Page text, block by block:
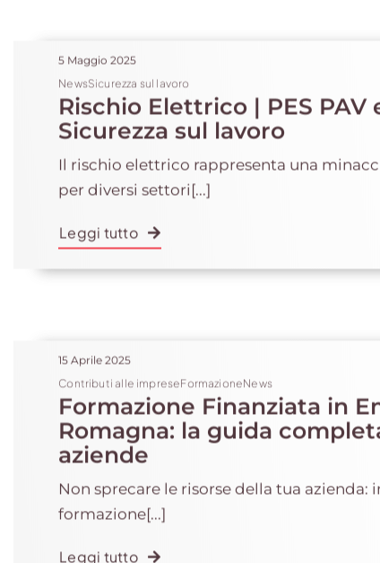
5 Maggio 2025
NewsSicurezza sul lavoro
Rischio Elettrico | PES PAV
Sicurezza sul lavoro
Il rischio elettrico rappresenta una
per diversi settori[...]
Leggi tutto
15 Aprile 2025
Contributi alle impreseFormazioneNews
Formazione Finanziata in
Romagna: la guida
aziende
Non sprecare le risorse della tua azienda:
formazione[...]
Leggi tutto